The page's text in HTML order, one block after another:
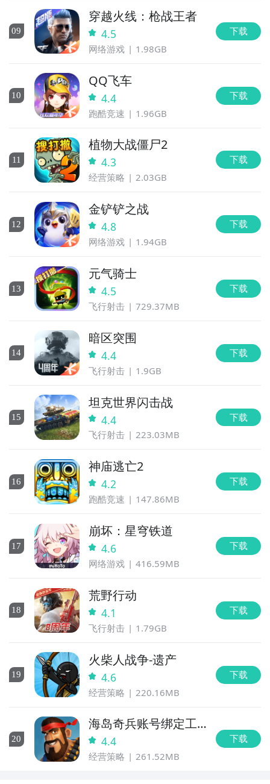
直播陪你玩
立即下载
方法三： 查看九游开测表
测的手机游戏，以及最近十天即将进行测试的游戏，有
具体的测试时间以及测试阶段介绍，玩家们可以在这里
查找虚环之璃：终末弹刃的相关公测时间信息!
步骤2：访问地址>>>手游开测表地址
好了，虚环之璃：终末弹刃公测时间的关注方法就讲到
这里，各位玩家是否都已经掌握好以上三种技巧了呢，
时候开放下载，什么时候公测等信息，还有一个办法就
是留意九游虚环之璃：终末弹刃专区的每日更新，欢迎
大家积极参与讨论和提问题，我们会第一时间为您解
官方
直播陪你玩
立即下载
09
穿越火线：枪战王者
4.5
网络游戏 1.98GB
下载
10
QQ飞车
4.4
跑酷竞速 1.96GB
下载
11
植物大战僵尸2
4.3
经营策略 2.03GB
下载
12
金铲铲之战
4.8
网络游戏 1.94GB
下载
13
元气骑士
4.5
飞行射击 729.37MB
下载
14
暗区突围
4.4
飞行射击 1.9GB
下载
15
坦克世界闪击战
4.4
飞行射击 223.03MB
下载
16
神庙逃亡2
4.2
跑酷竞速 147.86MB
下载
17
崩坏：星穹铁道
4.6
网络游戏 416.59MB
下载
18
荒野行动
4.1
飞行射击 1.79GB
下载
19
火柴人战争-遗产
4.6
经营策略 220.16MB
下载
20
海岛奇兵账号绑定工
具 4.4
经营策略 261.52MB
下载